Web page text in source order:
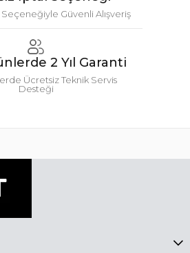
Güvenli Alışveriş
2 Yıl Garanti
Ücretsiz Teknik Servis
Desteği